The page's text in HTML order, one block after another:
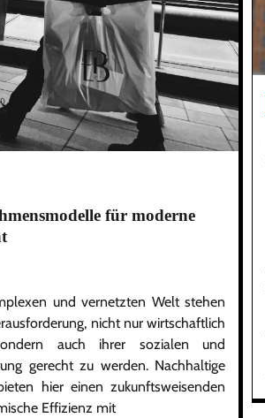
für moderne
und vernetzten Welt stehen
nicht nur wirtschaftlich
auch ihrer sozialen und
gerecht zu werden. Nachhaltige
hier einen zukunftsweisenden
Effizienz mit